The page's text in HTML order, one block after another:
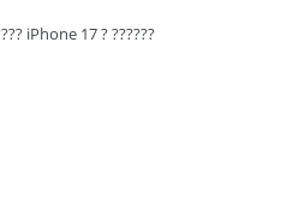
iPhone 17 ? ??????